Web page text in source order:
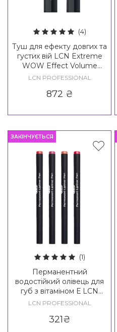
(4)
Туш для ефекту довгих та
густих вій LCN Extreme
WOW Effect Volume
Mascara
LCN PROFESSIONAL
872 ₴
ЗАКІНЧУЄТЬСЯ
(1)
Перманентний
водостійкий олівець для
губ з вітаміном Е LCN
Permanent Lipliner Pen
LCN PROFESSIONAL
321₴